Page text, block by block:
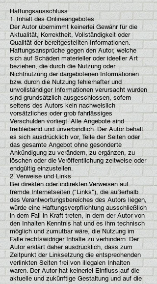
Haftungsausschluss
1. Inhalt des Onlineangebotes
Der Autor übernimmt keinerlei Gewähr für die
Aktualität, Korrektheit, Vollständigkeit oder
Qualität der bereitgestellten Informationen.
Haftungsansprüche gegen den Autor, welche
sich auf Schäden materieller oder ideeller Art
beziehen, die durch die Nutzung oder
Nichtnutzung der dargebotenen Informationen
bzw. durch die Nutzung fehlerhafter und
unvollständiger Informationen verursacht wurden
sind grundsätzlich ausgeschlossen, sofern
seitens des Autors kein nachweislich
vorsätzliches oder grob fahrlässiges
Verschulden vorliegt. Alle Angebote sind
freibleibend und unverbindlich. Der Autor behält
es sich ausdrücklich vor, Teile der Seiten oder
das gesamte Angebot ohne gesonderte
Ankündigung zu verändern, zu ergänzen, zu
löschen oder die Veröffentlichung zeitweise oder
endgültig einzustellen.
2. Verweise und Links
Bei direkten oder indirekten Verweisen auf
fremde Internetseiten ("Links"), die außerhalb
des Verantwortungsbereiches des Autors liegen,
würde eine Haftungsverpflichtung ausschließlich
in dem Fall in Kraft treten, in dem der Autor von
den Inhalten Kenntnis hat und es ihm technisch
möglich und zumutbar wäre, die Nutzung im
Falle rechtswidriger Inhalte zu verhindern. Der
Autor erklärt daher ausdrücklich, dass zum
Zeitpunkt der Linksetzung die entsprechenden
verlinkten Seiten frei von illegalen Inhalten
waren. Der Autor hat keinerlei Einfluss auf die
aktuelle und zukünftige Gestaltung und auf die